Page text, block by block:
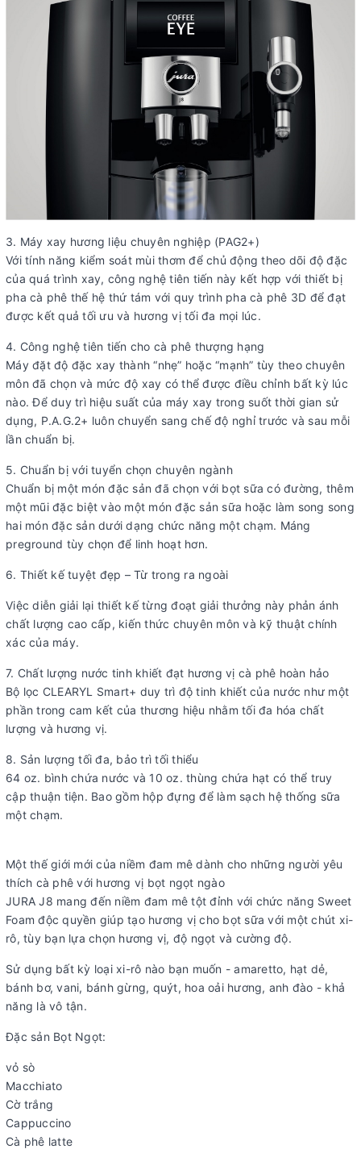
3. Máy xay hương liệu chuyên nghiệp (PAG2+)
Với tính năng kiểm soát mùi thơm để chủ động theo dõi độ đặc
của quá trình xay, công nghệ tiên tiến này kết hợp với thiết bị
pha cà phê thế hệ thứ tám với quy trình pha cà phê 3D để đạt
được kết quả tối ưu và hương vị tối đa mọi lúc.
4. Công nghệ tiên tiến cho cà phê thượng hạng
Máy đặt độ đặc xay thành “nhẹ” hoặc “mạnh” tùy theo chuyên
môn đã chọn và mức độ xay có thể được điều chỉnh bất kỳ lúc
nào. Để duy trì hiệu suất của máy xay trong suốt thời gian sử
dụng, P.A.G.2+ luôn chuyển sang chế độ nghỉ trước và sau mỗi
lần chuẩn bị.
5. Chuẩn bị với tuyển chọn chuyên ngành
Chuẩn bị một món đặc sản đã chọn với bọt sữa có đường, thêm
một mũi đặc biệt vào một món đặc sản sữa hoặc làm song song
hai món đặc sản dưới dạng chức năng một chạm. Máng
preground tùy chọn để linh hoạt hơn.
6. Thiết kế tuyệt đẹp – Từ trong ra ngoài
Việc diễn giải lại thiết kế từng đoạt giải thưởng này phản ánh
chất lượng cao cấp, kiến thức chuyên môn và kỹ thuật chính
xác của máy.
7. Chất lượng nước tinh khiết đạt hương vị cà phê hoàn hảo
Bộ lọc CLEARYL Smart+ duy trì độ tinh khiết của nước như một
phần trong cam kết của thương hiệu nhằm tối đa hóa chất
lượng và hương vị.
8. Sản lượng tối đa, bảo trì tối thiểu
64 oz. bình chứa nước và 10 oz. thùng chứa hạt có thể truy
cập thuận tiện. Bao gồm hộp đựng để làm sạch hệ thống sữa
một chạm.
Một thế giới mới của niềm đam mê dành cho những người yêu
thích cà phê với hương vị bọt ngọt ngào
JURA J8 mang đến niềm đam mê tột đỉnh với chức năng Sweet
Foam độc quyền giúp tạo hương vị cho bọt sữa với một chút xi-
rô, tùy bạn lựa chọn hương vị, độ ngọt và cường độ.
Sử dụng bất kỳ loại xi-rô nào bạn muốn - amaretto, hạt dẻ,
bánh bơ, vani, bánh gừng, quýt, hoa oải hương, anh đào - khả
năng là vô tận.
Đặc sản Bọt Ngọt:
vỏ sò
Macchiato
Cờ trắng
Cappuccino
Cà phê latte